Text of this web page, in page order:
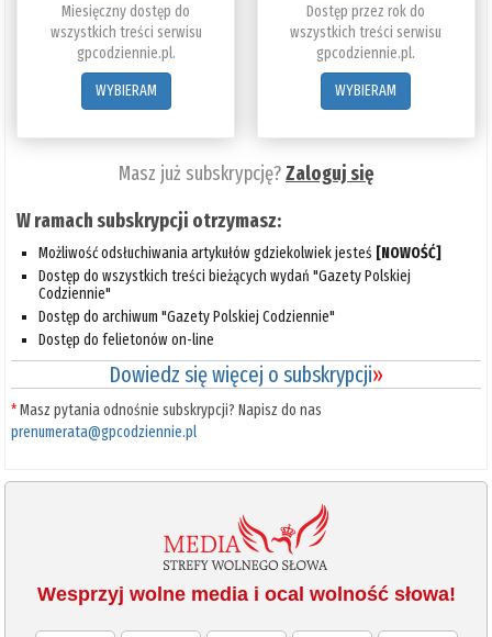
Miesięczny dostęp do
wszystkich treści serwisu
gpcodziennie.pl.
WYBIERAM
Dostęp przez rok do
wszystkich treści serwisu
gpcodziennie.pl.
WYBIERAM
Masz już subskrypcję?Zaloguj się
W ramach subskrypcji otrzymasz:
Możliwość odsłuchiwania artykułów gdziekolwiek jesteś [NOWOŚĆ]
Dostęp do wszystkich treści bieżących wydań "Gazety Polskiej
Codziennie"
Dostęp do archiwum "Gazety Polskiej Codziennie"
Dostęp do felietonów on-line
Dowiedz się więcej o subskrypcji»
*Masz pytania odnośnie subskrypcji? Napisz do nas
prenumerata@gpcodziennie.pl
Wesprzyj wolne media i ocal wolność słowa!